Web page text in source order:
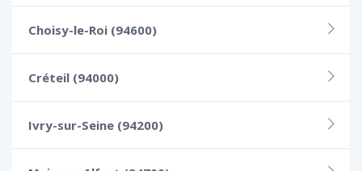
Choisy-le-Roi (94600)
Créteil (94000)
Ivry-sur-Seine (94200)